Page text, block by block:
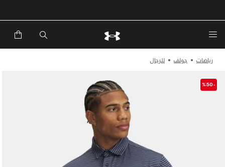
رياضات جولف للرجال
-%50